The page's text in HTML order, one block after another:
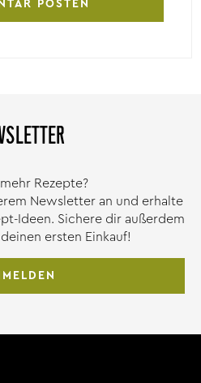
mehr Rezepte?
Newsletter an und erhalte
Ideen. Sichere dir außerdem
ersten Einkauf!